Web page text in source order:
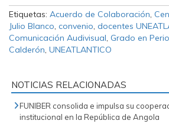
Etiquetas: Acuerdo de Colaboración,
Julio Blanco, convenio, docentes
Comunicación Audivisual, Grado en
Calderón, UNEATLANTICO
NOTICIAS RELACIONADAS
FUNIBER consolida e impulsa su
institucional en la República de Angola